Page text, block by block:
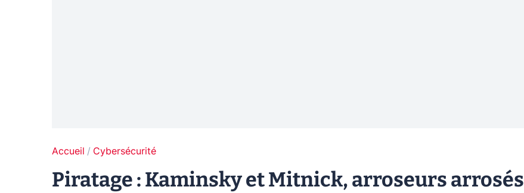
Accueil Cybersécurité
Piratage : Kaminsky et Mitnick, arroseurs arrosés